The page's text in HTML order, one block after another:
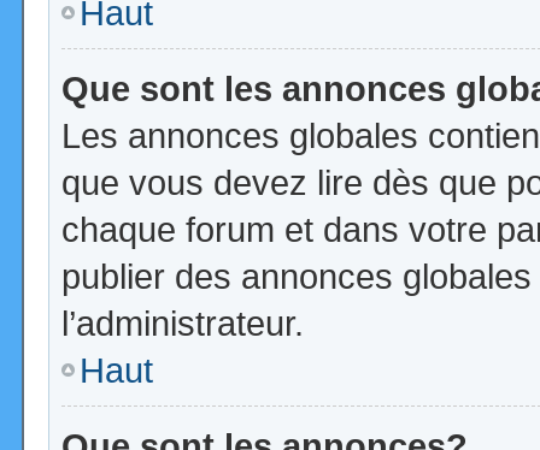
Haut
Que sont les annonces
Les annonces globales
que vous devez lire dès que
chaque forum et dans votre
publier des annonces
l’administrateur.
Haut